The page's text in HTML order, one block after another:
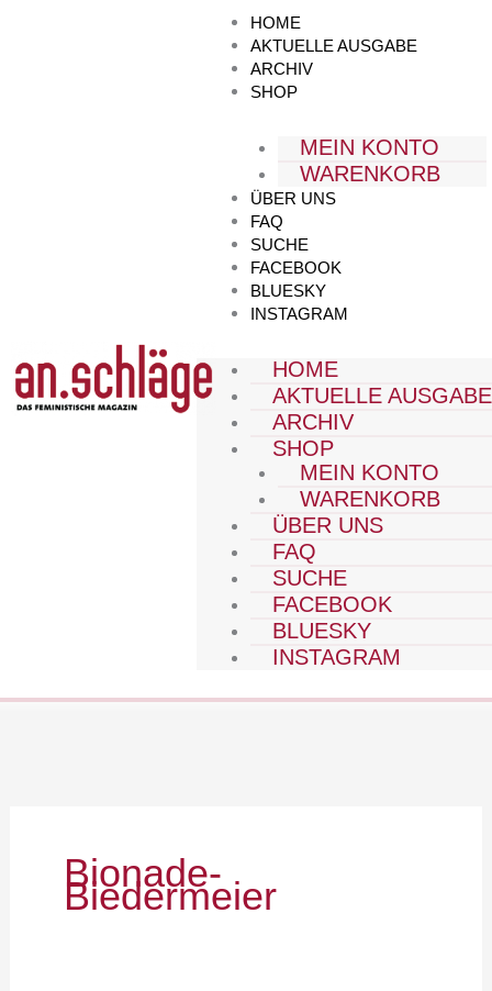
HOME
AKTUELLE AUSGABE
ARCHIV
SHOP
MEIN KONTO
WARENKORB
ÜBER UNS
FAQ
SUCHE
FACEBOOK
BLUESKY
INSTAGRAM
HOME
AKTUELLE AUSGABE
ARCHIV
SHOP
MEIN KONTO
WARENKORB
ÜBER UNS
FAQ
SUCHE
FACEBOOK
BLUESKY
INSTAGRAM
Bionade-
Biedermeier